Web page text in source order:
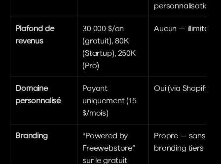
personnalisation
Plafond de
revenus
30 000 $/an
(gratuit), 80K
(Startup), 250K
(Pro)
Aucun — illimité
Domaine
personnalisé
Payant
uniquement (15
$/mois)
Oui (via Shopify)
Branding
“Powered by
Freewebstore”
sur le gratuit
Propre — sans
branding tiers